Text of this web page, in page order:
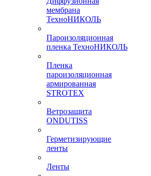
мембрана
ТехноНИКОЛЬ
Пароизоляционная
пленка ТехноНИКОЛЬ
Пленка
пароизоляционная
армированная
STROTEX
Ветрозащита
ONDUTISS
Герметизирующие
ленты
Ленты